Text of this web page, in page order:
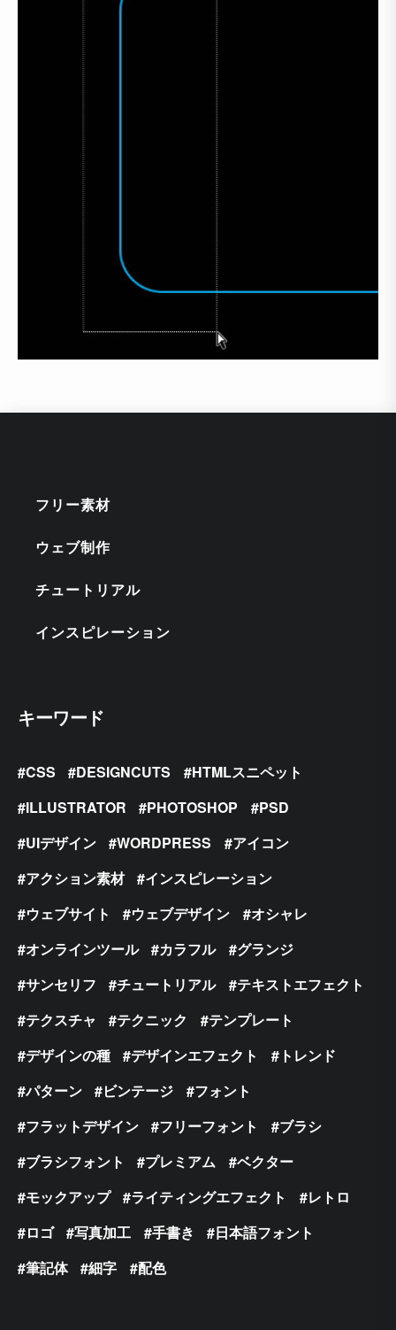
フリー素材
ウェブ制作
チュートリアル
インスピレーション
キーワード
CSS DESIGNCUTS
HTMLスニペット
ILLUSTRATOR
PHOTOSHOP
PSD
UIデザイン
WORDPRESS
アイコン
アクション素材
インスピレーション
ウェブサイト
ウェブデザイン
オシャレ
オンラインツール
カラフル
グランジ
サンセリフ
チュートリアル
テキストエフェクト
テクスチャ
テクニック
テンプレート
デザインの種
デザインエフェクト
トレンド
パターン
ビンテージ
フォント
フラットデザイン
フリーフォント
ブラシ
ブラシフォント
プレミアム
ベクター
モックアップ
ライティングエフェクト
レトロ
ロゴ
写真加工 手書き
日本語フォント
筆記体
細字 配色